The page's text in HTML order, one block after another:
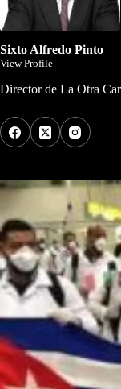
Sixto Alfredo Pinto
View Profile
Director de La Otra